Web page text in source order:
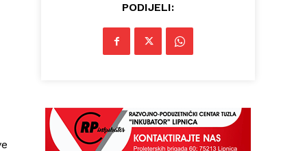
PODIJELI: